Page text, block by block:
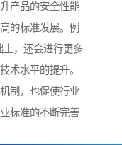
产品的安全性能
的标准发展。例
上，还会进行更多
术水平的提升。
制，也促使行业
标准的不断完善